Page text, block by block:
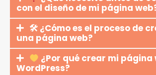
con el diseño de mi página
🛠 ¿Cómo es el proceso de
una página web?
¿Por qué crear mi página
WordPress?